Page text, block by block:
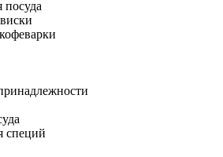
посуда
специй